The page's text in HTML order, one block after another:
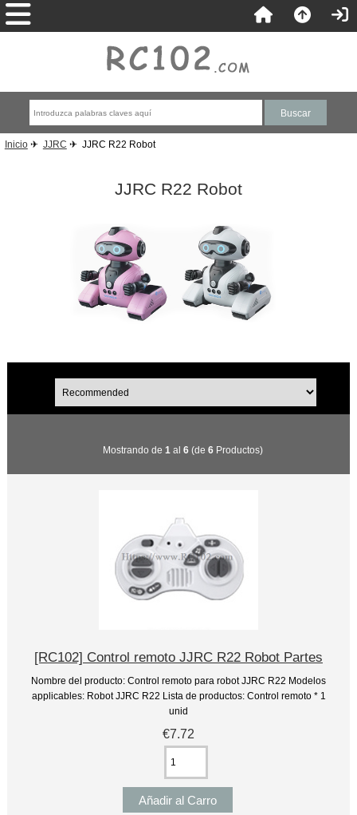
Inicio✈ JJRC ✈ JJRC R22 Robot
JJRC R22 Robot
Mostrando de 1 al 6(de 6Productos)
[RC102] Control remoto JJRC R22 Robot Partes
Nombre del producto: Control remoto para robot JJRC R22 Modelos
applicables: Robot JJRC R22 Lista de productos: Control remoto * 1
unid
€7.72